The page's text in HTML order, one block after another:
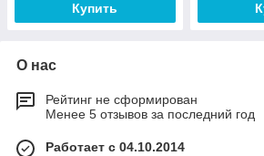
Купить
О нас
Рейтинг не сформирован
Менее 5 отзывов за последний год
Работает с 04.10.2014